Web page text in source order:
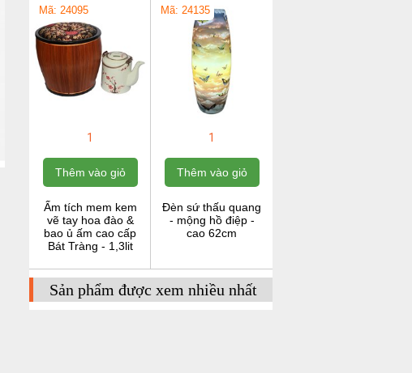
Mã: 24095
1
Thêm vào giỏ
Ấm tích mem kem
vẽ tay hoa đào &
bao ủ ấm cao cấp
Bát Tràng - 1,3lit
Mã: 24135
1
Thêm vào giỏ
Đèn sứ thấu quang
- mộng hồ điệp -
cao 62cm
Sản phẩm được xem nhiều nhất